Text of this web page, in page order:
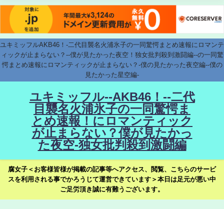
ユキミッフルAKB46！-二代目襲名火浦氷子の一同驚愕まとめ速報にロマンテ
ィックが止まらない？--僕が見たかった夜空！独女批判殺到激闘編--の一同驚
愕まとめ速報にロマンティックが止まらない？-僕の見たかった夜空編--僕の
見たかった星空編-
ユキミッフル--AKB46！--二代
目襲名火浦氷子の一同驚愕ま
とめ速報！にロマンティック
が止まらない？僕が見たかっ
た夜空-独女批判殺到激闘編
腐女子＜お客様皆様が掲載の記事等へアクセス、閲覧、こちらのサービ
スを利用される事でかろうじて運営できています＞本日は足元が悪い中
ご足労頂き誠に有難うございます。